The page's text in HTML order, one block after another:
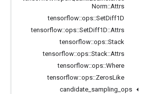
Norm::Attrs
tensorflow::ops::SetDiff1D
tensorflow::ops::SetDiff1D::Attrs
tensorflow::ops::Stack
tensorflow::ops::Stack::Attrs
tensorflow::ops::Where
tensorflow::ops::ZerosLike
candidate sampling ops